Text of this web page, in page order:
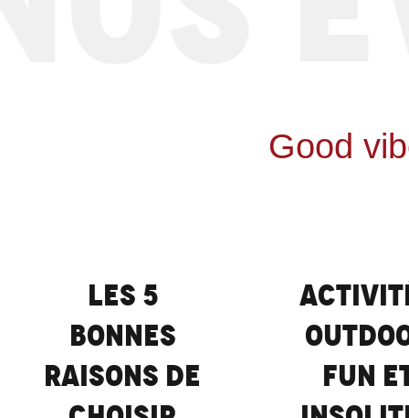
Good
Les 5
bonnes
raisons de
fun